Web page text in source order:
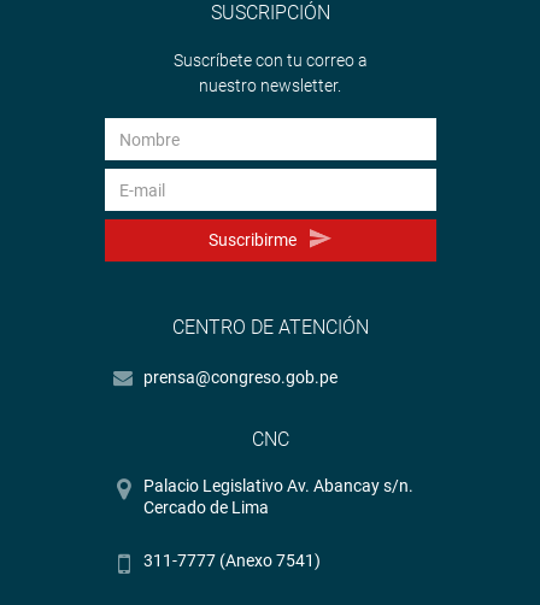
SUSCRIPCIÓN
Suscríbete con tu correo a
nuestro newsletter.
Suscribirme
CENTRO DE ATENCIÓN
prensa@congreso.gob.pe
CNC
Palacio Legislativo Av. Abancay s/n.
Cercado de Lima
311-7777 (Anexo 7541)